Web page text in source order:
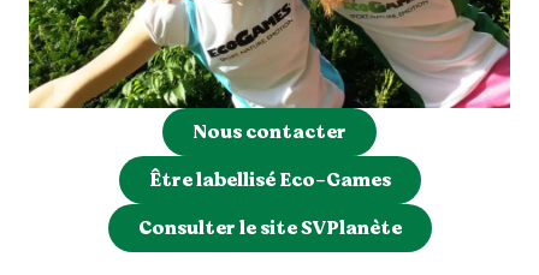
Nous contacter
Être labellisé Eco-Games
Consulter le site SVPlanète